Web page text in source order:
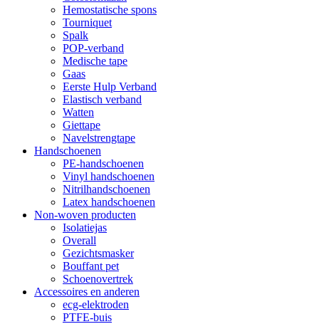
Hemostatische spons
Tourniquet
Spalk
POP-verband
Medische tape
Gaas
Eerste Hulp Verband
Elastisch verband
Watten
Giettape
Navelstrengtape
Handschoenen
PE-handschoenen
Vinyl handschoenen
Nitrilhandschoenen
Latex handschoenen
Non-woven producten
Isolatiejas
Overall
Gezichtsmasker
Bouffant pet
Schoenovertrek
Accessoires en anderen
ecg-elektroden
PTFE-buis